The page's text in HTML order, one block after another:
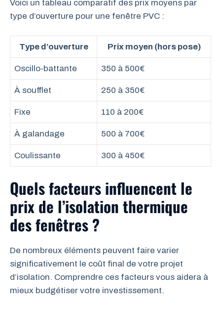
Voici un tableau comparatif des prix moyens par
type d’ouverture pour une fenêtre PVC :
Type d’ouverture Prix moyen (hors pose)
Oscillo-battante 350 à 500€
À soufflet 250 à 350€
Fixe 110 à 200€
À galandage 500 à 700€
Coulissante 300 à 450€
Quels facteurs influencent le
prix de l’isolation thermique
des fenêtres ?
De nombreux éléments peuvent faire varier
significativement le coût final de votre projet
d’isolation. Comprendre ces facteurs vous aidera à
mieux budgétiser votre investissement.